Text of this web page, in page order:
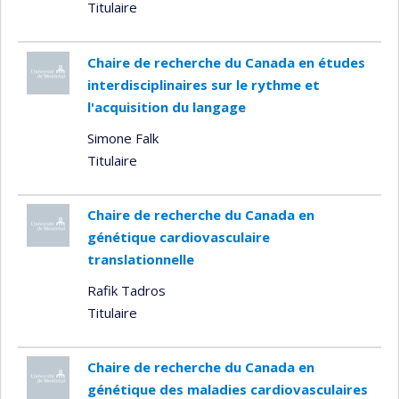
Titulaire
Chaire de recherche du Canada en études
interdisciplinaires sur le rythme et
l'acquisition du langage
Simone Falk
Titulaire
Chaire de recherche du Canada en
génétique cardiovasculaire
translationnelle
Rafik Tadros
Titulaire
Chaire de recherche du Canada en
génétique des maladies cardiovasculaires